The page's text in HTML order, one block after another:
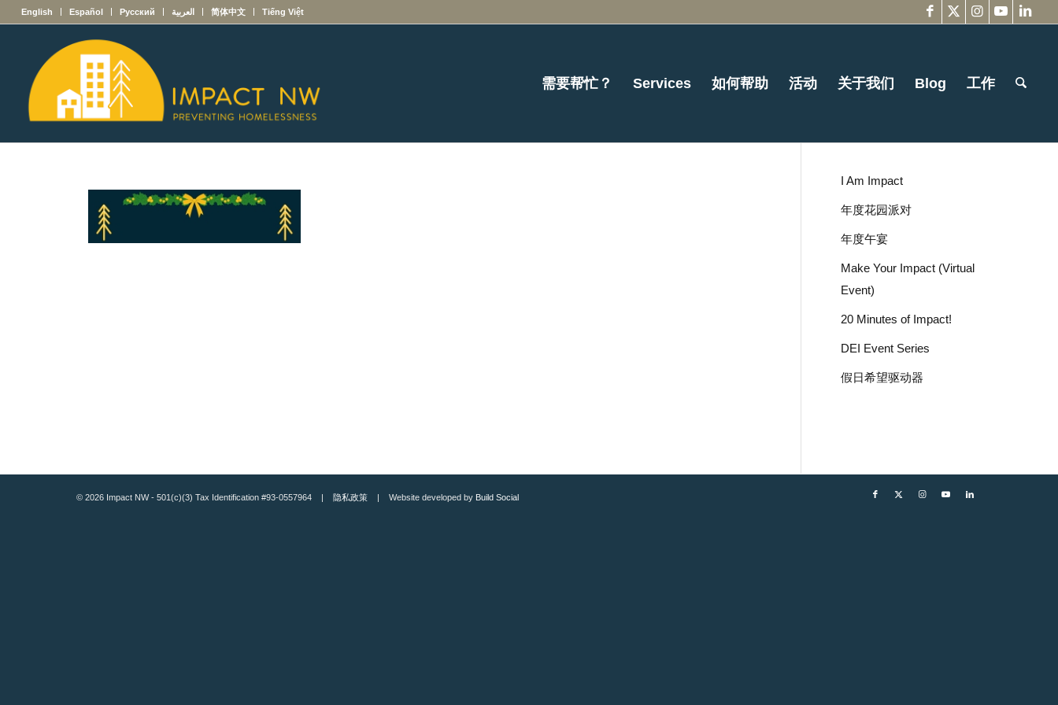
English Español Русский العربية 简体中文 Tiếng Việt
需要帮忙？ Services 如何帮助 活动 关于我们 Blog 工作
I Am Impact
年度花园派对
年度午宴
Make Your Impact (Virtual
Event)
20 Minutes of Impact!
DEI Event Series
假日希望驱动器
© 2026 Impact NW - 501(c)(3) Tax Identification #93-0557964 |隐私政策 | Website developed by Build Social